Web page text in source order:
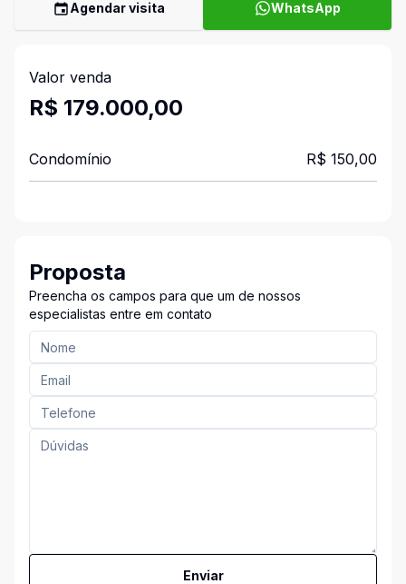
Agendar visita WhatsApp
Valor venda
R$ 179.000,00
Condomínio R$ 150,00
Proposta
Preencha os campos para que um de nossos
especialistas entre em contato
Enviar